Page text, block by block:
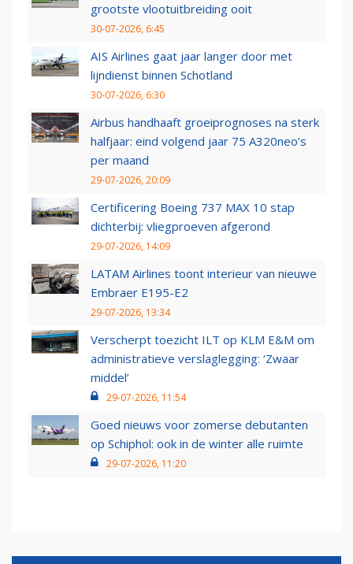
grootste vlootuitbreiding ooit
30-07-2026, 6:45
AIS Airlines gaat jaar langer door met
lijndienst binnen Schotland
30-07-2026, 6:30
Airbus handhaaft groeiprognoses na sterk
halfjaar: eind volgend jaar 75 A320neo’s
per maand
29-07-2026, 20:09
Certificering Boeing 737 MAX 10 stap
dichterbij: vliegproeven afgerond
29-07-2026, 14:09
LATAM Airlines toont interieur van nieuwe
Embraer E195-E2
29-07-2026, 13:34
Verscherpt toezicht ILT op KLM E&M om
administratieve verslaglegging: ‘Zwaar
middel’
29-07-2026, 11:54
Goed nieuws voor zomerse debutanten
op Schiphol: ook in de winter alle ruimte
29-07-2026, 11:20